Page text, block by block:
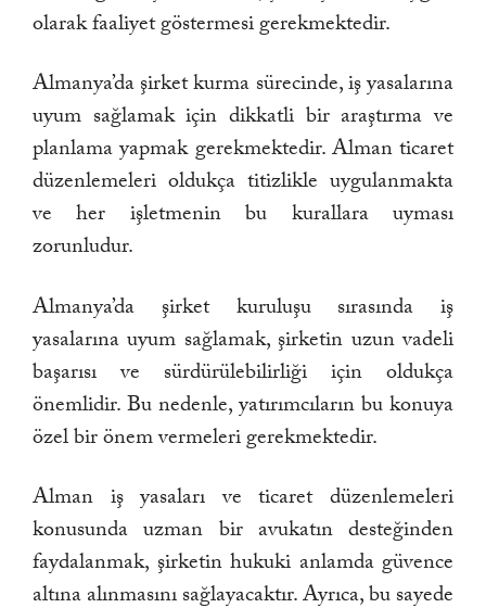
olarak faaliyet göstermesi gerekmektedir.
Almanya’da şirket kurma sürecinde, iş yasalarına
uyum sağlamak için dikkatli bir araştırma ve
planlama yapmak gerekmektedir. Alman ticaret
düzenlemeleri oldukça titizlikle uygulanmakta
ve her işletmenin bu kurallara uyması
zorunludur.
Almanya’da şirket kuruluşu sırasında iş
yasalarına uyum sağlamak, şirketin uzun vadeli
başarısı ve sürdürülebilirliği için oldukça
önemlidir. Bu nedenle, yatırımcıların bu konuya
özel bir önem vermeleri gerekmektedir.
Alman iş yasaları ve ticaret düzenlemeleri
konusunda uzman bir avukatın desteğinden
faydalanmak, şirketin hukuki anlamda güvence
altına alınmasını sağlayacaktır. Ayrıca, bu sayede